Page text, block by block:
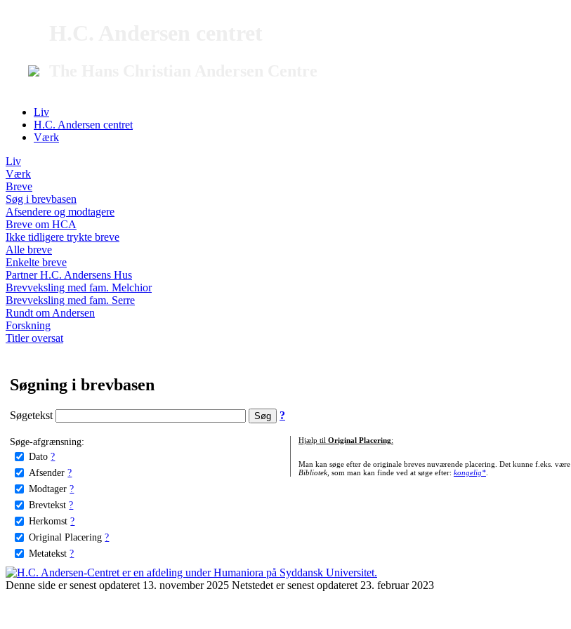
Liv
H.C. Andersen centret
Værk
Liv
Værk
Breve
Søg i brevbasen
Afsendere og modtagere
Breve om HCA
Ikke tidligere trykte breve
Alle breve
Enkelte breve
Partner H.C. Andersens Hus
Brevveksling med fam. Melchior
Brevveksling med fam. Serre
Rundt om Andersen
Forskning
Titler oversat
Søgning i brevbasen
Søgetekst ?
Søge-afgrænsning:
Dato ?
Afsender ?
Modtager ?
Brevtekst ?
Herkomst ?
Original Placering ?
Metatekst ?
Hjælp til Original Placering:
Man kan søge efter de originale breves nuværende placering. Det kunne f.eks. være
Bibliotek, som man kan finde ved at søge efter: kongelig*.
Denne side er senest opdateret 13. november 2025 Netstedet er senest opdateret 23. februar 2023